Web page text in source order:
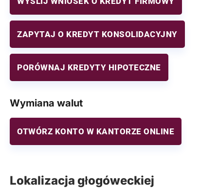
ZAPYTAJ O KREDYT KONSOLIDACYJNY
PORÓWNAJ KREDYTY HIPOTECZNE
Wymiana walut
OTWÓRZ KONTO W KANTORZE ONLINE
Lokalizacja głogóweckiej